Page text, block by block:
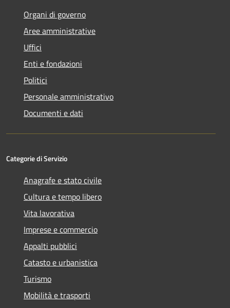
Organi di governo
Aree amministrative
Uffici
Enti e fondazioni
Politici
Personale amministrativo
Documenti e dati
Categorie di Servizio
Anagrafe e stato civile
Cultura e tempo libero
Vita lavorativa
Imprese e commercio
Appalti pubblici
Catasto e urbanistica
Turismo
Mobilità e trasporti